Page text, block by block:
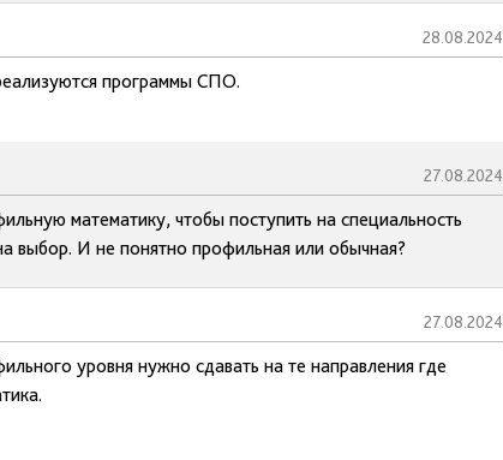
28.08.2024
программы СПО.
27.08.2024
математику, чтобы поступить на специальность
выбор. И не понятно профильная или обычная?
27.08.2024
уровня нужно сдавать на те направления где